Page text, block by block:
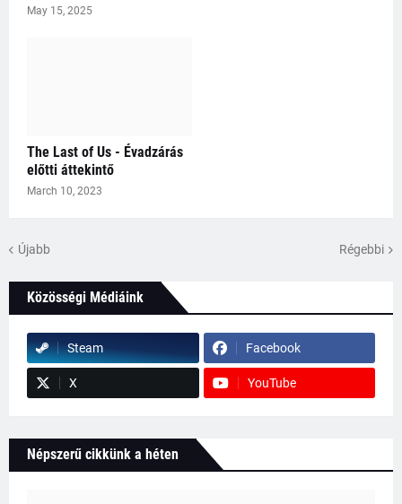
May 15, 2025
The Last of Us - Évadzárás
előtti áttekintő
March 10, 2023
Újabb Régebbi
Közösségi Médiáink
Steam Facebook
X YouTube
Népszerű cikkünk a héten